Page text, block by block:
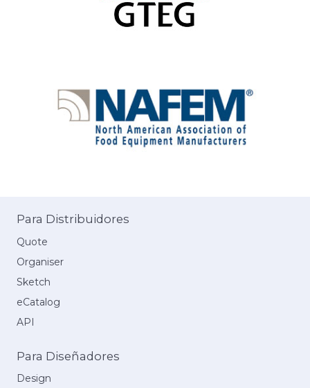
Para Distribuidores
Quote
Organiser
Sketch
eCatalog
API
Para Diseñadores
Design